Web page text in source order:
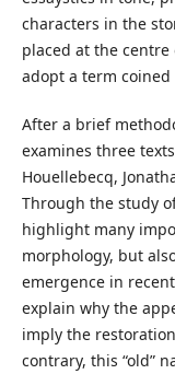
characters in the
placed at the centre
adopt a term coined
After a brief
examines three
Houellebecq,
Through the study
highlight many
morphology, but
emergence in
explain why the
imply the
contrary, this “old”